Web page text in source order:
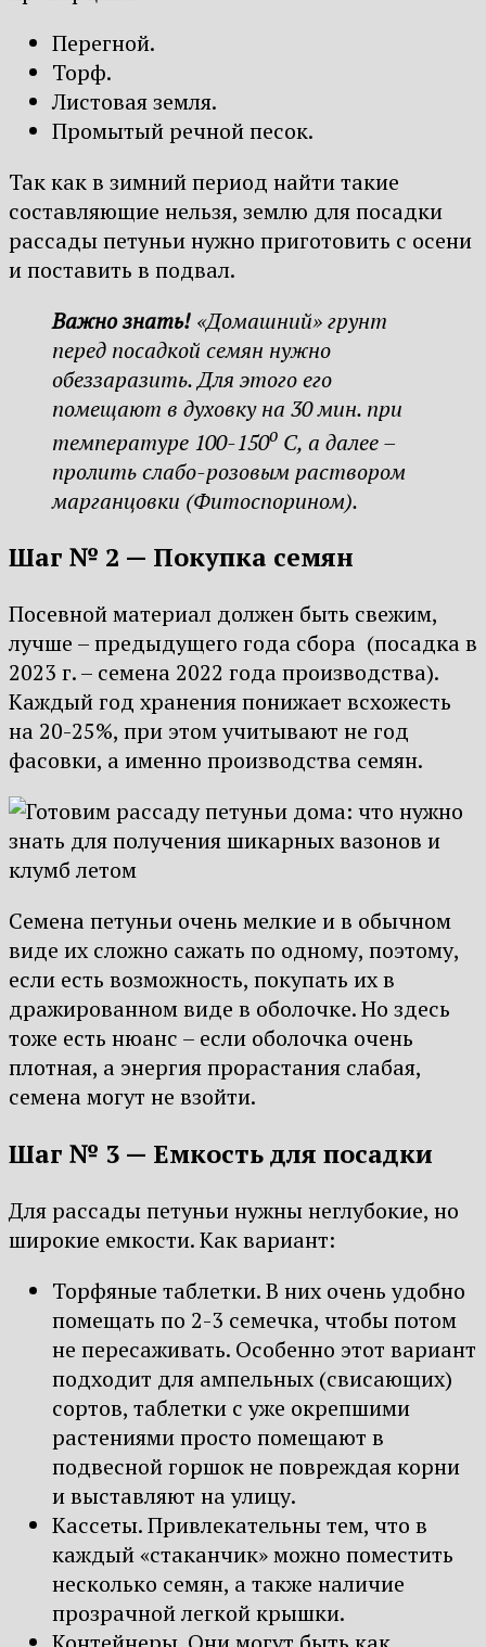
Перегной.
Торф.
Листовая земля.
Промытый речной песок.
Так как в зимний период найти такие
составляющие нельзя, землю для посадки
рассады петуньи нужно приготовить с осени
и поставить в подвал.
Важно знать! «Домашний» грунт
перед посадкой семян нужно
обеззаразить. Для этого его
помещают в духовку на 30 мин. при
температуре 100-150о С, а далее –
пролить слабо-розовым раствором
марганцовки (Фитоспорином).
Шаг № 2 — Покупка семян
Посевной материал должен быть свежим,
лучше – предыдущего года сбора (посадка в
2023 г. – семена 2022 года производства).
Каждый год хранения понижает всхожесть
на 20-25%, при этом учитывают не год
фасовки, а именно производства семян.
Семена петуньи очень мелкие и в обычном
виде их сложно сажать по одному, поэтому,
если есть возможность, покупать их в
дражированном виде в оболочке. Но здесь
тоже есть нюанс – если оболочка очень
плотная, а энергия прорастания слабая,
семена могут не взойти.
Шаг № 3 — Емкость для посадки
Для рассады петуньи нужны неглубокие, но
широкие емкости. Как вариант:
Торфяные таблетки. В них очень удобно
помещать по 2-3 семечка, чтобы потом
не пересаживать. Особенно этот вариант
подходит для ампельных (свисающих)
сортов, таблетки с уже окрепшими
растениями просто помещают в
подвесной горшок не повреждая корни
и выставляют на улицу.
Кассеты. Привлекательны тем, что в
каждый «стаканчик» можно поместить
несколько семян, а также наличие
прозрачной легкой крышки.